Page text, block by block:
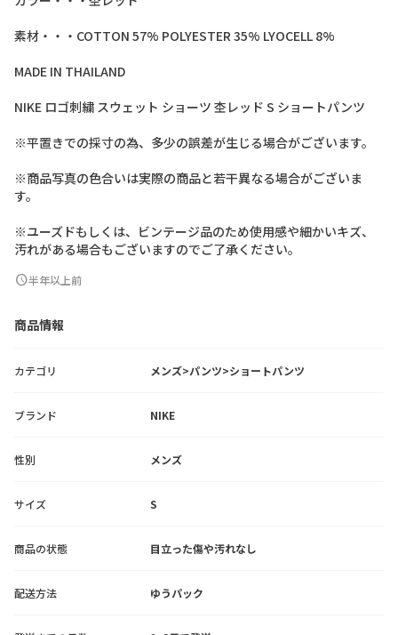
素材 ・ ・ ・ COTTON 57% POLYESTER 35% LYOCELL 8%
MADE IN THAILAND
NIKE ロゴ刺繍 スウェ ッ ト ショ ーツ 杢 レッ ド S ショ ー トパンツ
※平置きでの採寸の為、 多少の誤差が生じる場合がございます。
※商品写真の色合いは実際の商品と若干異なる場合がございま
す。
※ユーズ ドも しく は、 ビンテージ品のため使用感や細かいキズ、
汚れがある場合も ございますのでご了承く ださい。
schedule半年以上前
商品情報
カテゴリ メンズ>パンツ>ショートパンツ
ブランド NIKE
性別 メンズ
サイズ S
商品の状態 目立った傷や汚れなし
配送方法 ゆうパック